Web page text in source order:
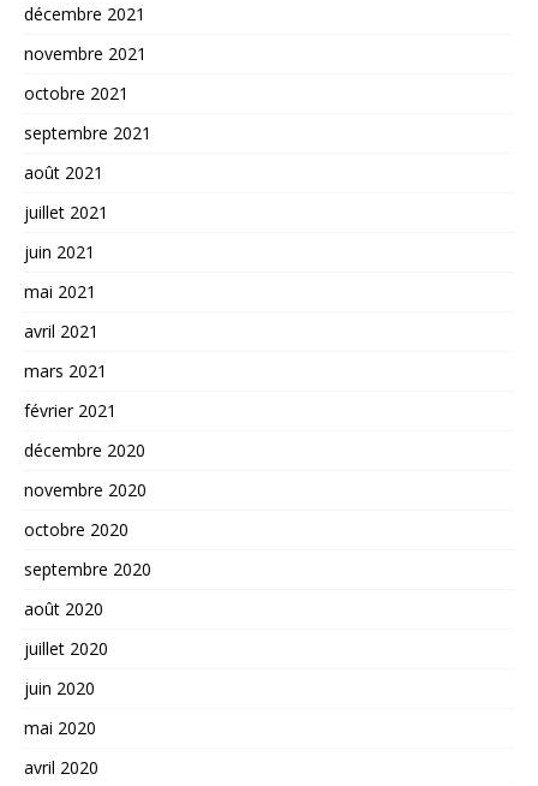
décembre 2021
novembre 2021
octobre 2021
septembre 2021
août 2021
juillet 2021
juin 2021
mai 2021
avril 2021
mars 2021
février 2021
décembre 2020
novembre 2020
octobre 2020
septembre 2020
août 2020
juillet 2020
juin 2020
mai 2020
avril 2020